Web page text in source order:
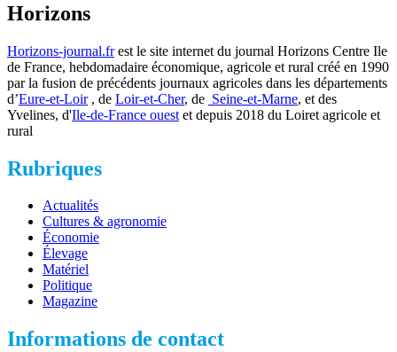
Horizons
Horizons-journal.frest le site internet du journal Horizons Centre Ile
de France, hebdomadaire économique, agricole et rural créé en 1990
par la fusion de précédents journaux agricoles dans les départements
d’Eure-et-Loir, de Loir-et-Cher, de Seine-et-Marne, et des
Yvelines, d'Ile-de-France ouest et depuis 2018 du Loiret agricole et
rural
Rubriques
Actualités
Cultures & agronomie
Économie
Élevage
Matériel
Politique
Magazine
Informations de contact